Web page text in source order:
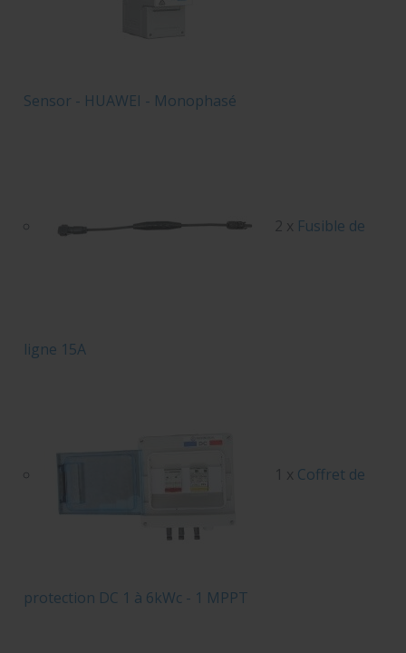
Sensor - HUAWEI - Monophasé
2 x Fusible de
ligne 15A
1 x Coffret de
protection DC 1 à 6kWc - 1 MPPT